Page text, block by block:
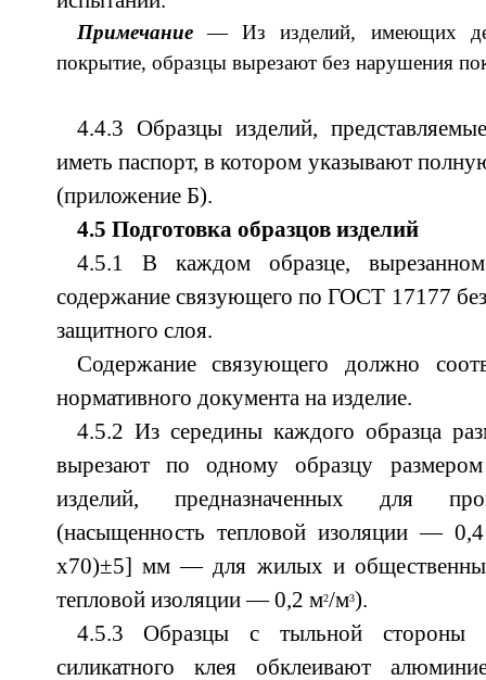
Примечание— Из изделий, имеющих
покрытие, образцы вырезают без нарушения
4.4.3 Образцы изделий,
иметь паспорт, в котором указывают
(приложение Б).
4.5 Подготовка образцов изделий
4.5.1 В каждом образце,
содержание связующего по ГОСТ 17177 без
защитного слоя.
Содержание связующего должно
нормативного документа на изделие.
4.5.2 Из середины каждого образца
вырезают по одному образцу
изделий, предназначенных для
(насыщенность тепловой изоляции —
х70)±5] мм — для жилых и
тепловой изоляции — 0,2 м2/м3).
4.5.3 Образцы с тыльной
силикатного клея обклеивают